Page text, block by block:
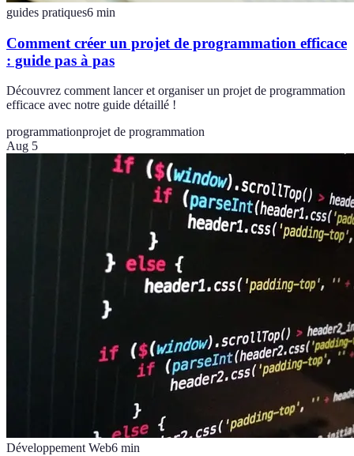
guides pratiques6 min
Comment créer un projet de programmation efficace
: guide pas à pas
Découvrez comment lancer et organiser un projet de programmation
efficace avec notre guide détaillé !
programmationprojet de programmation
Aug 5
Développement Web6 min